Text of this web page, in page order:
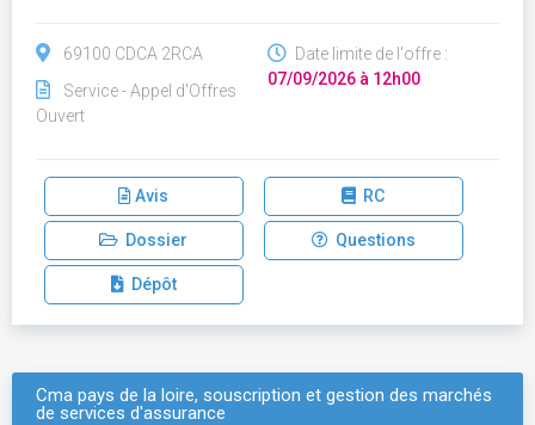
69100 CDCA 2RCA
Service - Appel d'Offres
Ouvert
Date limite de l'offre :
07/09/2026 à 12h00
Avis RC
Dossier Questions
Dépôt
Cma pays de la loire, souscription et gestion des marchés
de services d'assurance